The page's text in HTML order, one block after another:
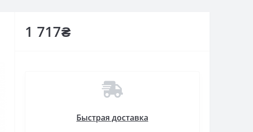
1 717₴
Быстрая доставка